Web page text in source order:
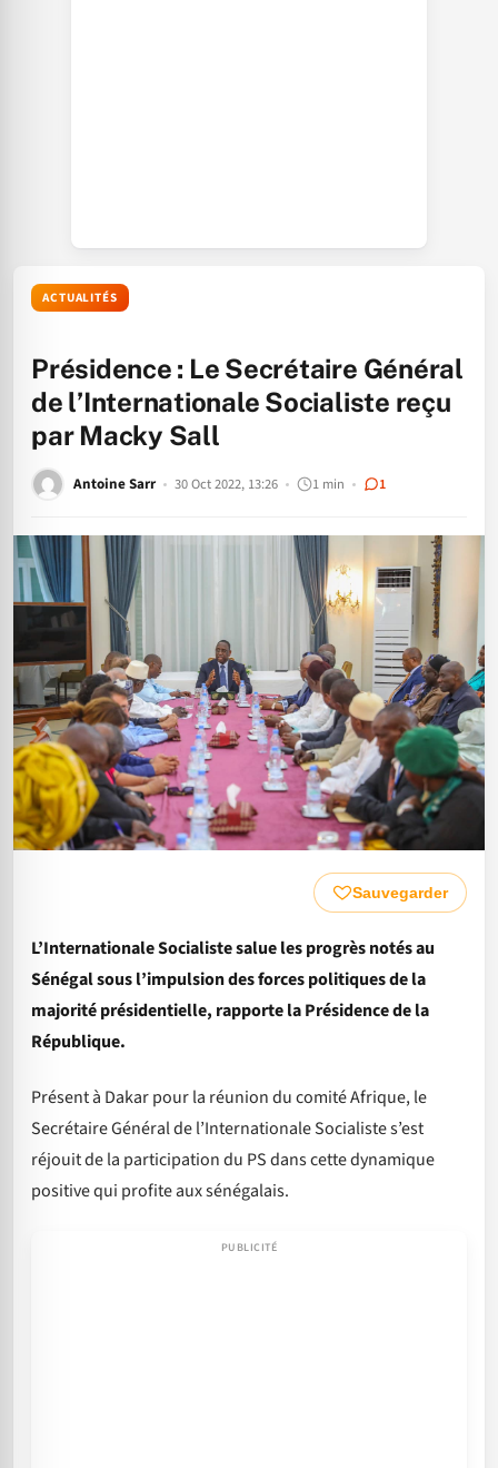
ACTUALITÉS
Présidence : Le Secrétaire Général
de l’Internationale Socialiste reçu
par Macky Sall
Antoine Sarr 30 Oct 2022, 13:26 1 min 1
Sauvegarder
L’Internationale Socialiste salue les progrès notés au
Sénégal sous l’impulsion des forces politiques de la
majorité présidentielle, rapporte la Présidence de la
République.
Présent à Dakar pour la réunion du comité Afrique, le
Secrétaire Général de l’Internationale Socialiste s’est
réjouit de la participation du PS dans cette dynamique
positive qui profite aux sénégalais.